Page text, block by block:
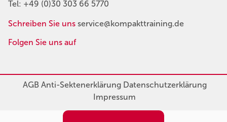
Tel: +49 (0)30 303 66 5770
Schreiben Sie uns service@kompakttraining.de
Folgen Sie uns auf
AGBAnti-SektenerklärungDatenschutzerklärung
Impressum